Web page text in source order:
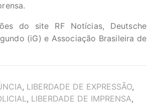
do site RF Notícias, Deutsche
(iG) e Associação Brasileira de
, LIBERDADE DE EXPRESSÃO,
, LIBERDADE DE IMPRENSA,